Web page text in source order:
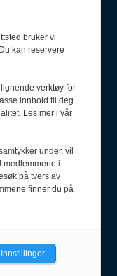
bruker vi
kan reservere
verktøy for
innhold til deg
Les mer i vår
under, vil
medlemmene i
på tvers av
finner du på
Innstillinger